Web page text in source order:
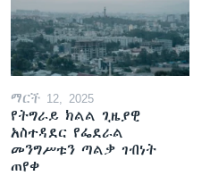
ማርች 12, 2025
የትግራይ ክልል ጊዜያዊ
አስተዳደር የፌደራል
መንግሥቱን ጣልቃ ገብነት
ጠየቀ